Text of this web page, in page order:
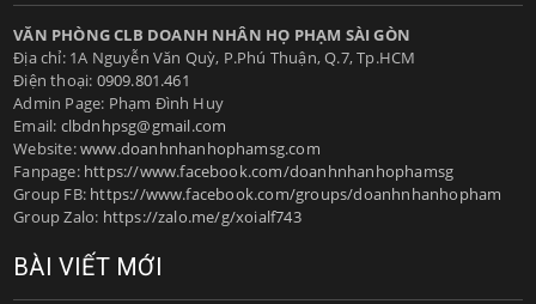
VĂN PHÒNG CLB DOANH NHÂN HỌ PHẠM SÀI GÒN
Địa chỉ: 1A Nguyễn Văn Quỳ, P.Phú Thuận, Q.7, Tp.HCM
Điện thoại: 0909.801.461
Admin Page: Phạm Đình Huy
Email: clbdnhpsg@gmail.com
Website:www.doanhnhanhophamsg.com
Fanpage: https://www.facebook.com/doanhnhanhophamsg
Group FB: https://www.facebook.com/groups/doanhnhanhopham
Group Zalo: https://zalo.me/g/xoialf743
BÀI VIẾT MỚI